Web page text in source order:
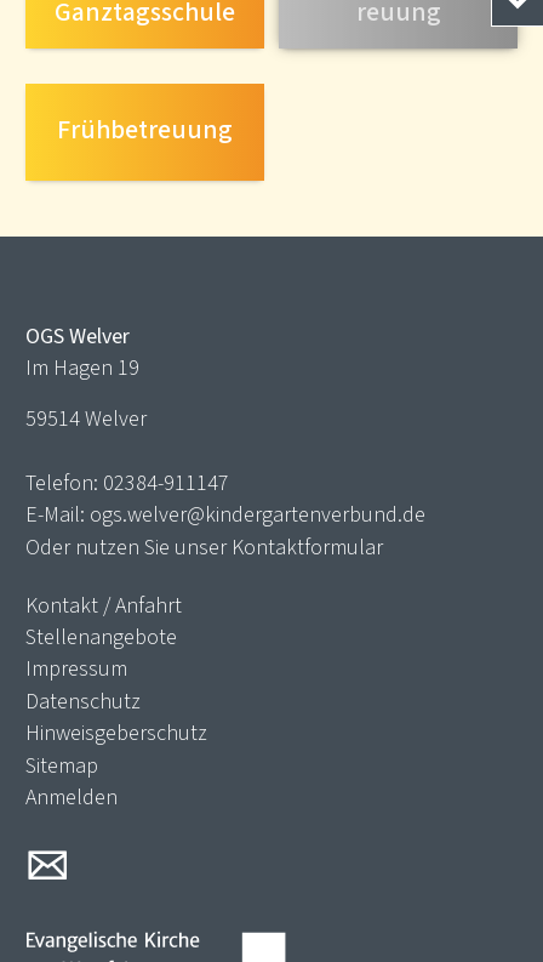
Ganztagsschule reuung
Frühbetreuung
OGS Welver
Im Hagen 19
59514 Welver
Telefon: 02384-911147
E-Mail: ogs.welver@kindergartenverbund.de
Oder nutzen Sie unser Kontaktformular
Kontakt / Anfahrt
Stellenangebote
Impressum
Datenschutz
Hinweisgeberschutz
Sitemap
Anmelden